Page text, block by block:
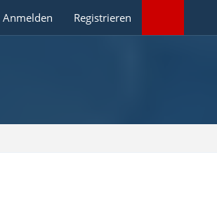
Anmelden Registrieren